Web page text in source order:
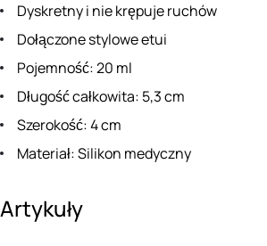
Dyskretny i nie krępuje ruchów
Dołączone stylowe etui
Pojemność: 20 ml
Długość całkowita: 5,3 cm
Szerokość: 4 cm
Materiał: Silikon medyczny
Artykuły